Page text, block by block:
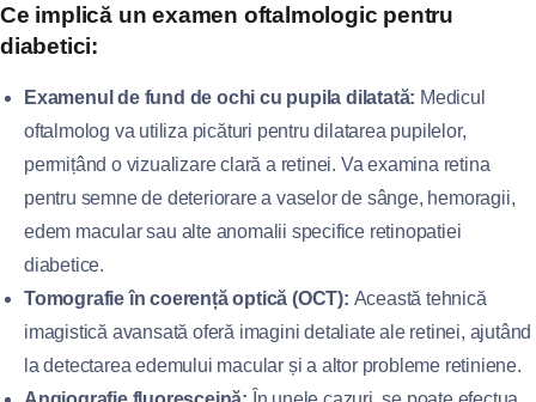
Ce implică un examen oftalmologic pentru
diabetici:
Examenul de fund de ochi cu pupila dilatată: Medicul
oftalmolog va utiliza picături pentru dilatarea pupilelor,
permițând o vizualizare clară a retinei. Va examina retina
pentru semne de deteriorare a vaselor de sânge, hemoragii,
edem macular sau alte anomalii specifice retinopatiei
diabetice.
Tomografie în coerență optică (OCT): Această tehnică
imagistică avansată oferă imagini detaliate ale retinei, ajutând
la detectarea edemului macular și a altor probleme retiniene.